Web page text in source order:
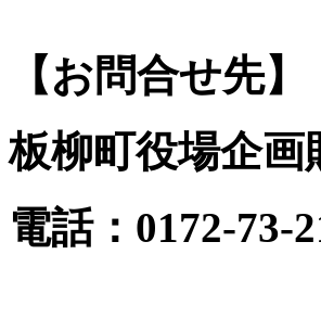
【お問合せ先】
板柳町役場企画
電話：0172-73-